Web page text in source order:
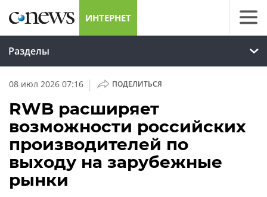
ИНТЕРНЕТ
Разделы
08 июл 2026 07:16 | ПОДЕЛИТЬСЯ
RWB расширяет
возможности российских
производителей по
выходу на зарубежные
рынки